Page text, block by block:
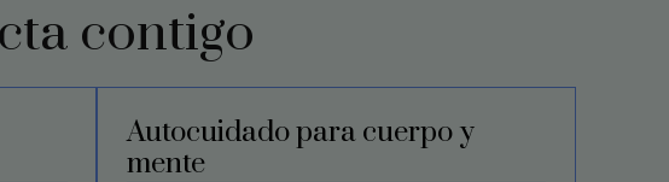
contigo
Autocuidado para cuerpo y
mente